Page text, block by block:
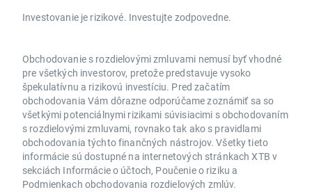
Investovanie je rizikové. Investujte zodpovedne.
Obchodovanie s rozdielovými zmluvami nemusí byť vhodné
pre všetkých investorov, pretože predstavuje vysoko
špekulatívnu a rizikovú investíciu. Pred začatím
obchodovania Vám dôrazne odporúčame zoznámiť sa so
všetkými potenciálnymi rizikami súvisiacimi s obchodovaním
s rozdielovými zmluvami, rovnako tak ako s pravidlami
obchodovania týchto finančných nástrojov. Všetky tieto
informácie sú dostupné na internetových stránkach XTB v
sekciách Informácie o účtoch, Poučenie o riziku a
Podmienkach obchodovania rozdielových zmlúv.